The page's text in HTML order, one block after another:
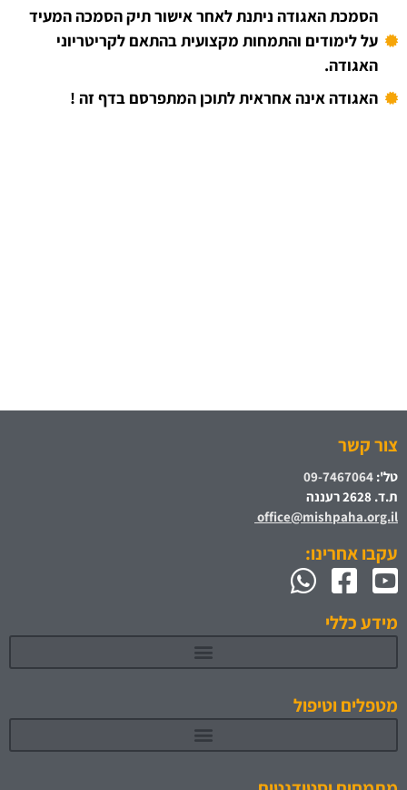
הסמכת האגודה ניתנת לאחר אישור תיק הסמכה המעיד
על לימודים והתמחות מקצועית בהתאם לקריטריוני
האגודה.
האגודה אינה אחראית לתוכן המתפרסם בדף זה !
צור קשר
טל': 09-7467064
ת.ד. 2628 רעננה
office@mishpaha.org.il
עקבו אחרינו:
מידע כללי
מטפלים וטיפול